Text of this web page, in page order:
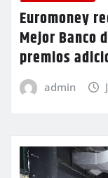
Euromoney
Mejor Banco
premios
admin